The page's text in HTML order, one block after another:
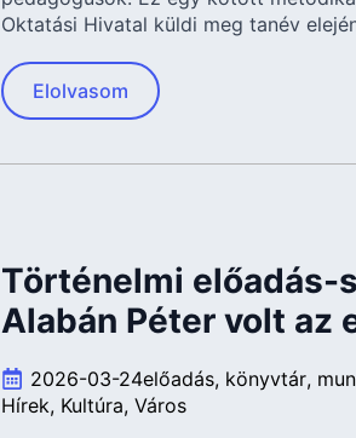
Oktatási Hivatal küldi meg tanév
Elolvasom
Történelmi előadás-
Alabán Péter volt az
2026-03-24előadás könyvtár
Hírek Kultúra Város